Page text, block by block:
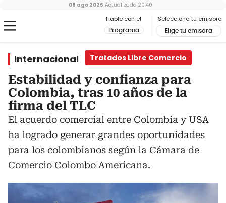
Hable con el
Programa
Selecciona tu emisora
Elige tu emisora
08 ago 2026 Actualizado 20:40
Internacional Tratados Libre Comercio
Estabilidad y confianza para
Colombia, tras 10 años de la
firma del TLC
El acuerdo comercial entre Colombia y USA
ha logrado generar grandes oportunidades
para los colombianos según la Cámara de
Comercio Colombo Americana.